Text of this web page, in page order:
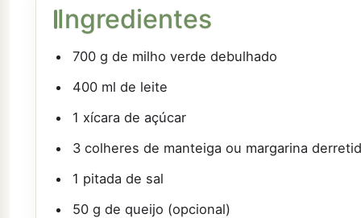
Ingredientes
700 g de milho verde debulhado
400 ml de leite
1 xícara de açúcar
3 colheres de manteiga ou margarina
1 pitada de sal
50 g de queijo (opcional)